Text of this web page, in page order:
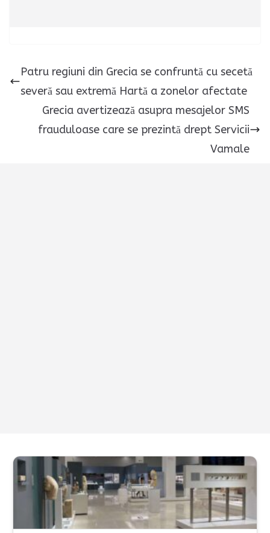
Patru regiuni din Grecia se confruntă cu secetă
severă sau extremă Hartă a zonelor afectate
Grecia avertizează asupra mesajelor SMS
frauduloase care se prezintă drept Servicii
Vamale